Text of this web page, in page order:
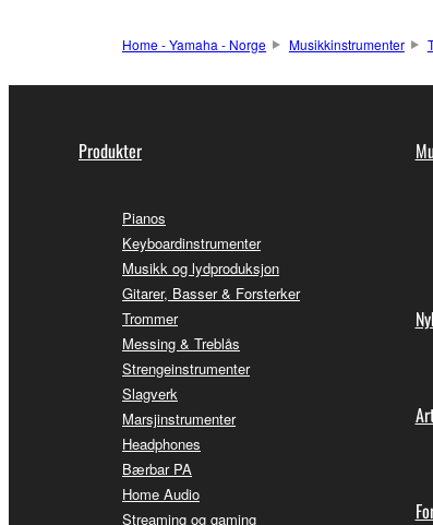
Home - Yamaha - Norge Musikkinstrumenter
Produkter
Pianos
Keyboardinstrumenter
Musikk og lydproduksjon
Gitarer, Basser & Forsterker
Trommer
Messing & Treblås
Strengeinstrumenter
Slagverk
Marsjinstrumenter
Headphones
Bærbar PA
Home Audio
Streaming og gaming